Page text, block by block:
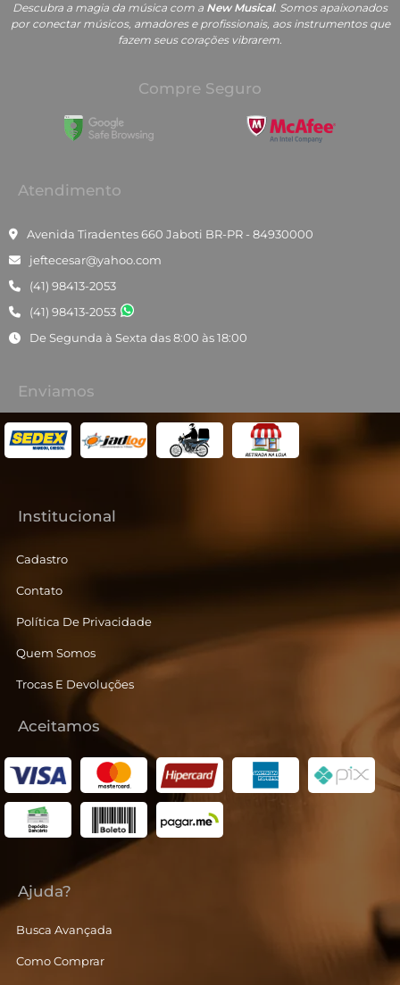
Descubra a magia da música com a New Musical. Somos apaixonados
por conectar músicos, amadores e profissionais, aos instrumentos que
fazem seus corações vibrarem.
Compre Seguro
Atendimento
Avenida Tiradentes 660 Jaboti BR-PR - 84930000
jeftecesar@yahoo.com
(41) 98413-2053
(41) 98413-2053
De Segunda à Sexta das 8:00 às 18:00
Enviamos
Institucional
Cadastro
Contato
Política De Privacidade
Quem Somos
Trocas E Devoluções
Aceitamos
Ajuda?
Busca Avançada
Como Comprar